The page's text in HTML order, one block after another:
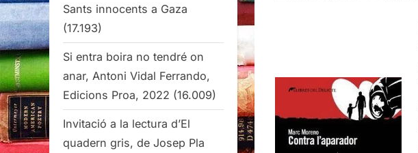
Sants innocents a Gaza
(17.193)
Si entra boira no tendré on
anar, Antoni Vidal Ferrando,
Edicions Proa, 2022 (16.009)
Invitació a la lectura d’El
quadern gris, de Josep Pla